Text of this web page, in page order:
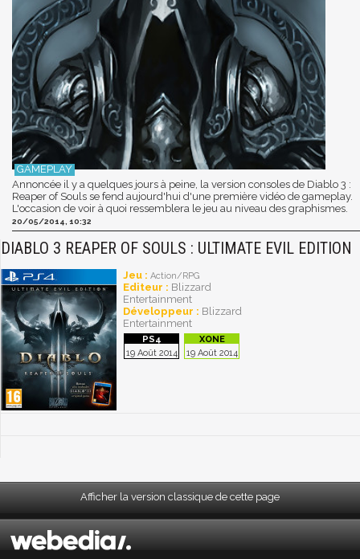
Annoncée il y a quelques jours à peine, la version consoles de Diablo 3 :
Reaper of Souls se fend aujourd'hui d'une première vidéo de gameplay.
L'occasion de voir à quoi ressemblera le jeu au niveau des graphismes.
20/05/2014, 10:32
DIABLO 3 REAPER OF SOULS : ULTIMATE EVIL EDITION
Jeu : Action/RPG
Editeur : Blizzard
Entertainment
Développeur : Blizzard
Entertainment
19 Août 2014 19 Août 2014
Afficher la version classique de cette page